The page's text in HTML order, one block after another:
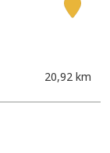
20,92 km